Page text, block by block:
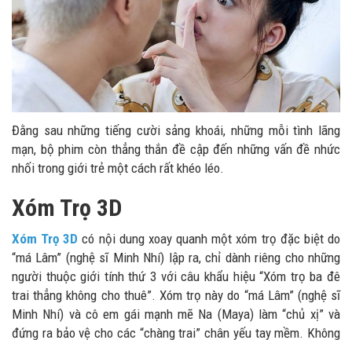
Đằng sau những tiếng cười sảng khoái, những mỗi tình lãng
mạn, bộ phim còn thẳng thắn đề cập đến những vấn đề nhức
nhối trong giới trẻ một cách rất khéo léo.
Xóm Trọ 3D
Xóm Trọ 3D có nội dung xoay quanh một xóm trọ đặc biệt do
“má Lâm” (nghệ sĩ Minh Nhí) lập ra, chỉ dành riêng cho những
người thuộc giới tính thứ 3 với câu khẩu hiệu “Xóm trọ ba đê
trai thẳng không cho thuê”. Xóm trọ này do “má Lâm” (nghệ sĩ
Minh Nhí) và cô em gái mạnh mẽ Na (Maya) làm “chủ xị” và
đứng ra bảo vệ cho các “chàng trai” chân yếu tay mềm. Không